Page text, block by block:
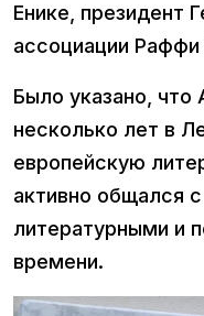
Енике, президент
ассоциации Раффи
Было указано, что
несколько лет в
европейскую
активно общался
литературными и
времени.